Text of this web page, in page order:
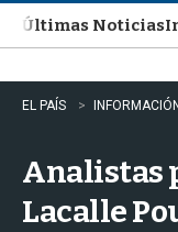
n
uÚltimas Noticias
EL PAÍS INFORMACIÓN
Analistas
Lacalle